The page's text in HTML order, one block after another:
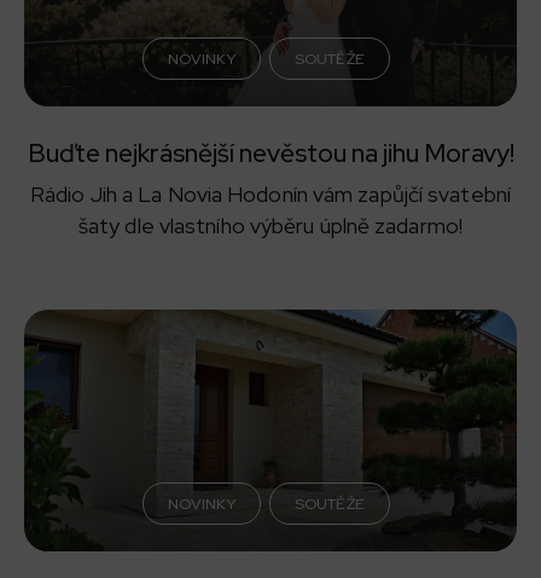
NOVINKY SOUTĚŽE
Buďte nejkrásnější nevěstou na jihu Moravy!
Rádio Jih a La Novia Hodonín vám zapůjčí svatební
šaty dle vlastního výběru úplně zadarmo!
NOVINKY SOUTĚŽE